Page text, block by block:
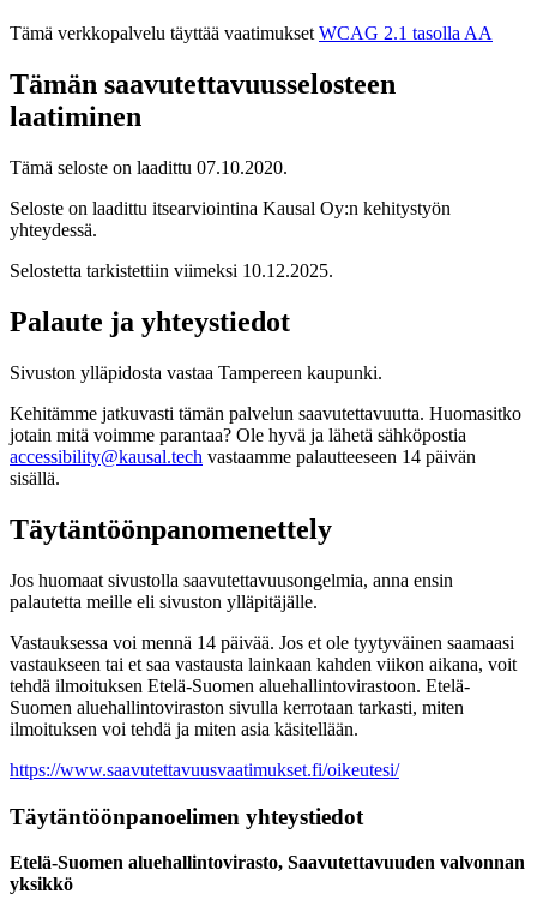
Tämä verkkopalvelu täyttää vaatimukset WCAG 2.1 tasolla AA
Tämän saavutettavuusselosteen
laatiminen
Tämä seloste on laadittu 07.10.2020.
Seloste on laadittu itsearviointina Kausal Oy:n kehitystyön
yhteydessä.
Selostetta tarkistettiin viimeksi 10.12.2025.
Palaute ja yhteystiedot
Sivuston ylläpidosta vastaa Tampereen kaupunki.
Kehitämme jatkuvasti tämän palvelun saavutettavuutta. Huomasitko
jotain mitä voimme parantaa? Ole hyvä ja lähetä sähköpostia
accessibility@kausal.tech vastaamme palautteeseen 14 päivän
sisällä.
Täytäntöönpanomenettely
Jos huomaat sivustolla saavutettavuusongelmia, anna ensin
palautetta meille eli sivuston ylläpitäjälle.
Vastauksessa voi mennä 14 päivää. Jos et ole tyytyväinen saamaasi
vastaukseen tai et saa vastausta lainkaan kahden viikon aikana, voit
tehdä ilmoituksen Etelä-Suomen aluehallintovirastoon. Etelä-
Suomen aluehallintoviraston sivulla kerrotaan tarkasti, miten
ilmoituksen voi tehdä ja miten asia käsitellään.
https://www.saavutettavuusvaatimukset.fi/oikeutesi/
Täytäntöönpanoelimen yhteystiedot
Etelä-Suomen aluehallintovirasto, Saavutettavuuden valvonnan
yksikkö